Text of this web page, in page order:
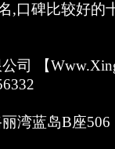
,口碑比较好的
司 【
湾蓝岛B座506